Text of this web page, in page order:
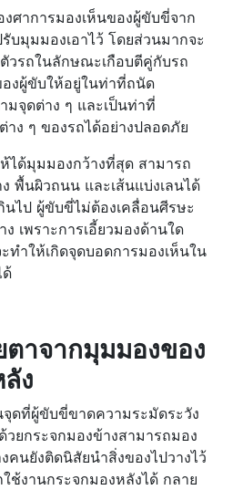
ศาการมองเห็นของผู้ขับขี่จาก
บมุมมองเอาไว้ โดยส่วนมากจะ
วรถในลักษณะเกือบตีคู่กับรถ
งผู้ขับให้อยู่ในท่าที่ถนัด
มจุดต่าง ๆ และเป็นท่าที่
ง ๆ ของรถได้อย่างปลอดภัย
ได้มุมมองกว้างที่สุด สามารถ
พื้นผิวถนน และเส้นแบ่งเลนได้
นไป ผู้ขับขี่ไม่ต้องเคลื่อนศีรษะ
เพราะการเอี้ยวมองด้านใด
ทำให้เกิดจุดบอดการมองเห็นใน
ด้
าจากมุมมองของ
ง
ดที่ผู้ขับขี่ขาดความระมัดระวัง
วยกระจกมองข้างสามารถมอง
คนยังติดนิสัยนำสิ่งของไปวางไว้
ช้งานกระจกมองหลังได้ กลาย